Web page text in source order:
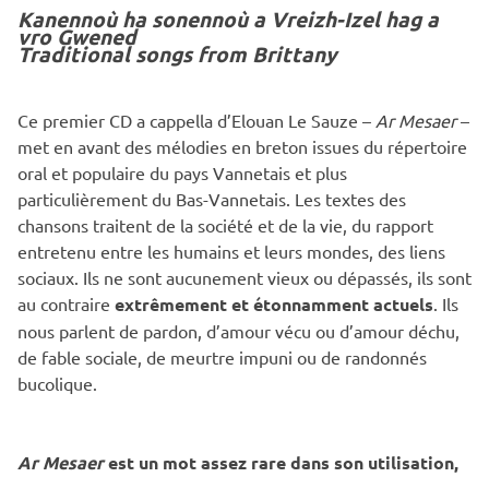
Kanennoù ha sonennoù a Vreizh-Izel hag a
vro Gwened
Traditional songs from Brittany
Ce premier CD a cappella d’Elouan Le Sauze – Ar Mesaer–
met en avant des mélodies en breton issues du répertoire
oral et populaire du pays Vannetais et plus
particulièrement du Bas-Vannetais. Les textes des
chansons traitent de la société et de la vie, du rapport
entretenu entre les humains et leurs mondes, des liens
sociaux. Ils ne sont aucunement vieux ou dépassés, ils sont
au contraire extrêmement et étonnamment actuels. Ils
nous parlent de pardon, d’amour vécu ou d’amour déchu,
de fable sociale, de meurtre impuni ou de randonnés
bucolique.
Ar Mesaerest un mot assez rare dans son utilisation,